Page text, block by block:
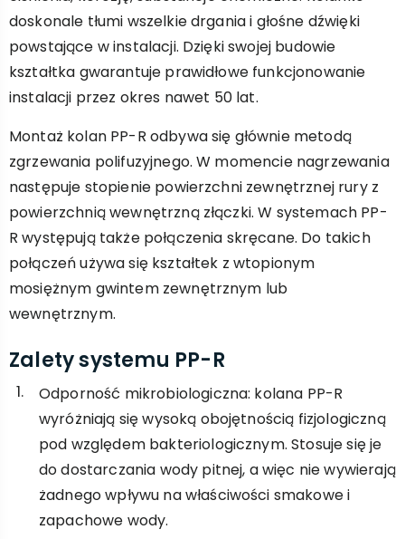
doskonale tłumi wszelkie drgania i głośne dźwięki
powstające w instalacji. Dzięki swojej budowie
kształtka gwarantuje prawidłowe funkcjonowanie
instalacji przez okres nawet 50 lat.
Montaż kolan PP-R odbywa się głównie metodą
zgrzewania polifuzyjnego. W momencie nagrzewania
następuje stopienie powierzchni zewnętrznej rury z
powierzchnią wewnętrzną złączki. W systemach PP-
R występują także połączenia skręcane. Do takich
połączeń używa się kształtek z wtopionym
mosiężnym gwintem zewnętrznym lub
wewnętrznym.
Zalety systemu PP-R
Odporność mikrobiologiczna: kolana PP-R
wyróżniają się wysoką obojętnością fizjologiczną
pod względem bakteriologicznym. Stosuje się je
do dostarczania wody pitnej, a więc nie wywierają
żadnego wpływu na właściwości smakowe i
zapachowe wody.